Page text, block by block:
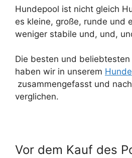
Hundepool ist nicht gleich
es kleine, große, runde und
weniger stabile und, und,
Die besten und
haben wir in unserem
zusammengefasst und
verglichen.
Vor dem Kauf des